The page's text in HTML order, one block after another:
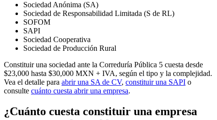
Sociedad Anónima (SA)
Sociedad de Responsabilidad Limitada (S de RL)
SOFOM
SAPI
Sociedad Cooperativa
Sociedad de Producción Rural
Constituir una sociedad ante la Correduría Pública 5 cuesta desde
$23,000 hasta $30,000 MXN + IVA, según el tipo y la complejidad.
Vea el detalle para abrir una SA de CV, constituir una SAPI o
consulte cuánto cuesta abrir una empresa.
¿Cuánto cuesta constituir una empresa